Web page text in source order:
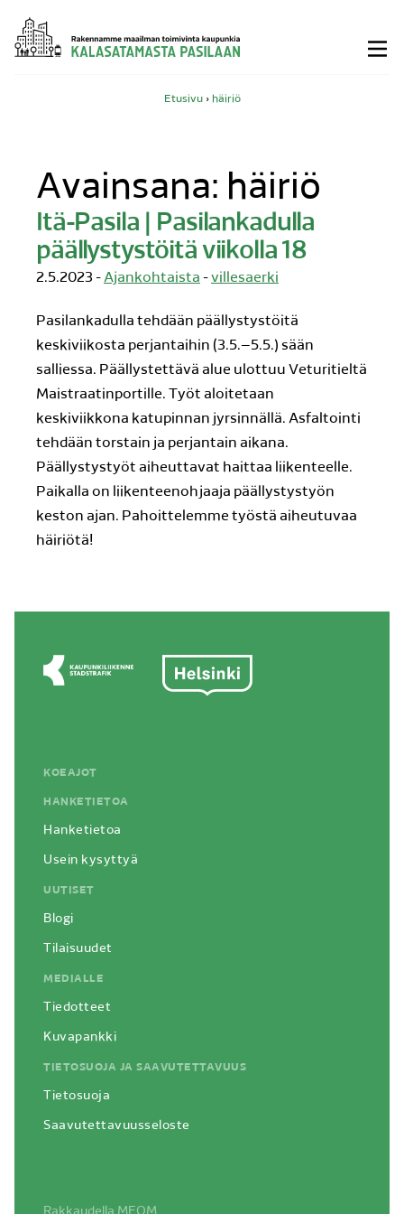
Siirry
sisältöön
Etusivu› häiriö
Avainsana: häiriö
Itä-Pasila | Pasilankadulla
päällystystöitä viikolla 18
2.5.2023 -Ajankohtaista -villesaerki
Pasilankadulla tehdään päällystystöitä
keskiviikosta perjantaihin (3.5.–5.5.) sään
salliessa. Päällystettävä alue ulottuu Veturitieltä
Maistraatinportille. Työt aloitetaan
keskiviikkona katupinnan jyrsinnällä. Asfaltointi
tehdään torstain ja perjantain aikana.
Päällystystyöt aiheuttavat haittaa liikenteelle.
Paikalla on liikenteenohjaaja päällystystyön
keston ajan. Pahoittelemme työstä aiheutuvaa
häiriötä!
KOEAJOT
HANKETIETOA
Hanketietoa
Usein kysyttyä
UUTISET
Blogi
Tilaisuudet
MEDIALLE
Tiedotteet
Kuvapankki
TIETOSUOJA JA SAAVUTETTAVUUS
Tietosuoja
Saavutettavuusseloste